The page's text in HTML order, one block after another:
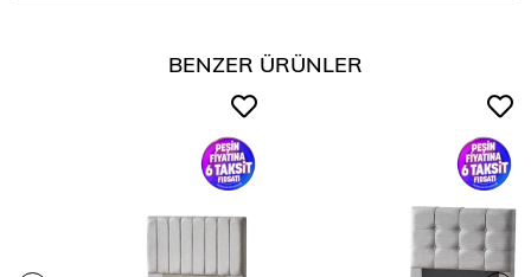
BENZER ÜRÜNLER